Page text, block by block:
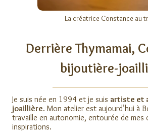
La créatrice Constance au
Derrière Thymamai,
bijoutière-
Je suis née en 1994 et je suis artiste et
joaillière. Mon atelier est aujourd’hui à
travaille en autonomie, entourée de mes
inspirations.